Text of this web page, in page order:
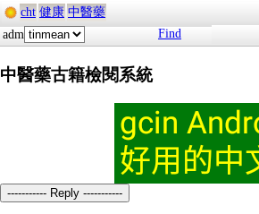
cht 健康 中醫藥
adm
Find
中醫藥古籍檢閱系統
----------- Reply -----------